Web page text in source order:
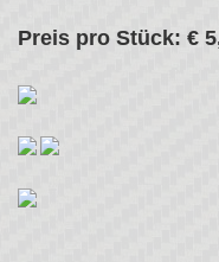
Preis pro Stück: €